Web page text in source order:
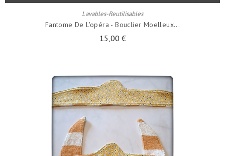
Lavables-Reutilisables
Fantome De L'opéra - Bouclier Moelleux...
15,00 €